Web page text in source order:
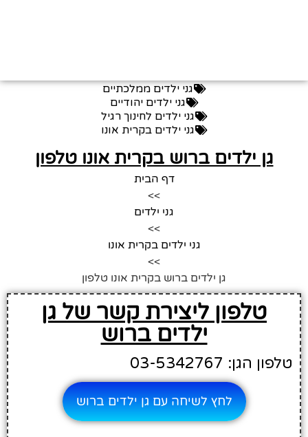
גני ילדים ממלכתיים
גני ילדים יהודיים
גני ילדים לחינוך רגיל
גני ילדים בקרית אונו
גן ילדים ברוש בקרית אונו טלפון
דף הבית
>>
גני ילדים
>>
גני ילדים בקרית אונו
>>
גן ילדים ברוש בקרית אונו טלפון
טלפון ליצירת קשר של גן
ילדים ברוש
טלפון הגן: 03-5342767
לחץ לשיחה עם גן ילדים ברוש